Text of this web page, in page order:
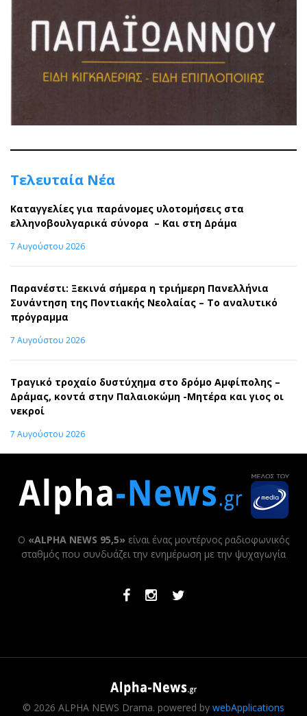
Τελευταία Νέα
Καταγγελίες για παράνομες υλοτομήσεις στα
ελληνοβουλγαρικά σύνορα – Και στη Δράμα
7 Αυγούστου 2026
Παρανέστι: Ξεκινά σήμερα η τριήμερη Πανελλήνια
Συνάντηση της Ποντιακής Νεολαίας – Το αναλυτικό
πρόγραμμα
7 Αυγούστου 2026
Τραγικό τροχαίο δυστύχημα στο δρόμο Αμφίπολης –
Δράμας, κοντά στην Παλαιοκώμη -Μητέρα και γιος οι
νεκροί
7 Αυγούστου 2026
Ο «ALPHA NEWS 95,5» είναι ένας μοντέρνος ραδιοφωνικός
σταθμός που συνδυάζει την ενημέρωση με την ψυχαγωγία
FacebookInstagramTwitter
© 2026 ALPHA NEWS Drama. powered by webApplications